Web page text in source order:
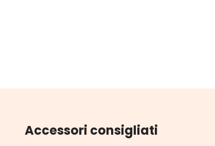
Accessori consigliati